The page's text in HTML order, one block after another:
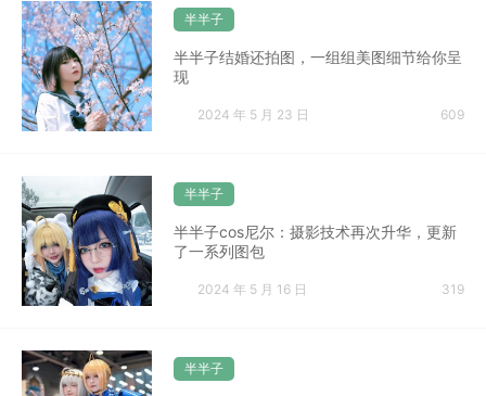
半半子
半半子结婚还拍图，一组组美图细节给你呈
现
2024 年 5 月 23 日 609
半半子
半半子cos尼尔：摄影技术再次升华，更新
了一系列图包
2024 年 5 月 16 日 319
半半子